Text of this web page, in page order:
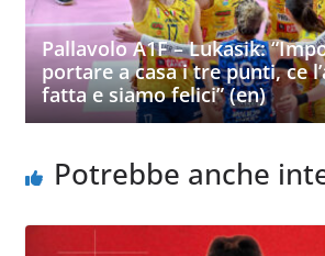
Pallavolo A1F – Lukasik:
portare a casa i tre punti, ce
fatta e siamo felici” (en)
Potrebbe anche